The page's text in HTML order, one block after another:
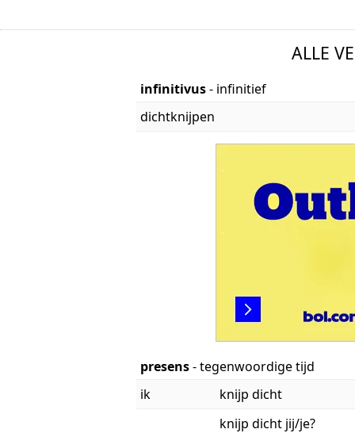
ALLE
infinitivus- infinitief
dichtknijpen
presens- tegenwoordige tijd
ik
knijp dicht
knijp dicht jij/je?